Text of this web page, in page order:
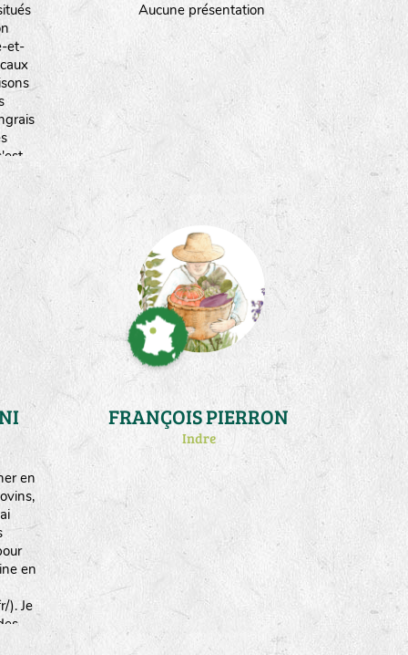
et-
fait
Aucune présentation
en
en
). Je
FRANÇOIS PIERRON
Indre